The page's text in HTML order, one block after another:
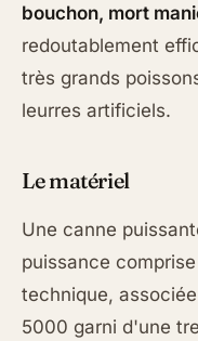
bouchon, mort
redoutablement
très grands
leurres artificiels.
Le matériel
Une canne
puissance
technique,
5000 garni d'une